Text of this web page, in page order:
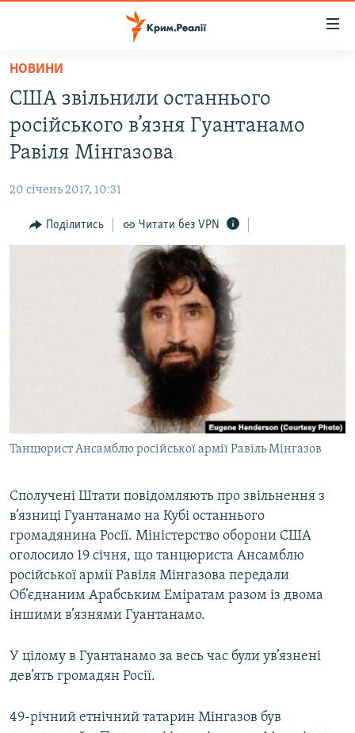
Перейти
основного
матеріалу
Перейти
до
основної
Перейти
до
ВІДЕО ТА ФОТО
БЛОГИ
ПОГЛЯД
УКРАЇНСЬКА ПРОБЛЕМА КРИМУ
ІНФОГРАФІКА
ЯК ОБІЙТИ БЛОКУВАННЯ
ДОЛУЧАЙСЯ!
Усі сайти RFE/RL
НОВИНИ
США звільнили останнього
російського в’язня Гуантанамо
Равіля Мінгазова
20 січень 2017, 10:31
Поділитись Читати без VPN
Танцюрист Ансамблю російської армії Равіль Мінгазов
Сполучені Штати повідомляють про звільнення з
в’язниці Гуантанамо на Кубі останнього
громадянина Росії. Міністерство оборони США
оголосило 19 січня, що танцюриста Ансамблю
російської армії Равіля Мінгазова передали
Об’єднаним Арабським Еміратам разом із двома
іншими в’язнями Гуантанамо.
У цілому в Гуантанамо за весь час були ув’язнені
дев’ять громадян Росії.
49-річний етнічний татарин Мінгазов був